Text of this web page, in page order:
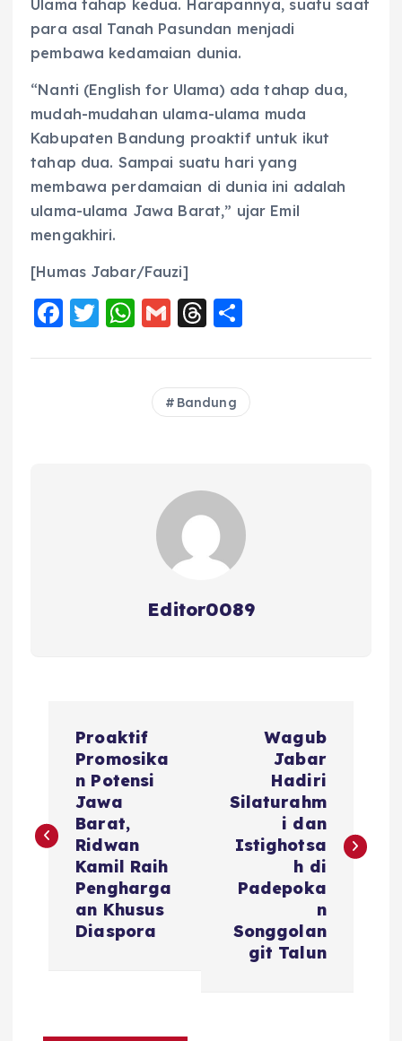
Ulama tahap kedua. Harapannya, suatu saat
para asal Tanah Pasundan menjadi
pembawa kedamaian dunia.
“Nanti (English for Ulama) ada tahap dua,
mudah-mudahan ulama-ulama muda
Kabupaten Bandung proaktif untuk ikut
tahap dua. Sampai suatu hari yang
membawa perdamaian di dunia ini adalah
ulama-ulama Jawa Barat,” ujar Emil
mengakhiri.
[Humas Jabar/Fauzi]
F
c
T
it
W
a
ts
G
ai
l
T
re
a
d
a
re
Bandung
Editor0089
i
Proaktif
Promosika
n Potensi
Jawa
Barat,
Ridwan
Kamil Raih
Pengharga
an Khusus
Diaspora
Wagub
Jabar
Hadiri
Silaturahm
i dan
Istighotsa
h di
Padepoka
n
Songgolan
git Talun